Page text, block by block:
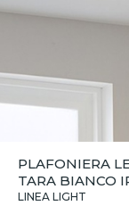
PLAFONIERA
TARA BIANCO
LINEA LIGHT